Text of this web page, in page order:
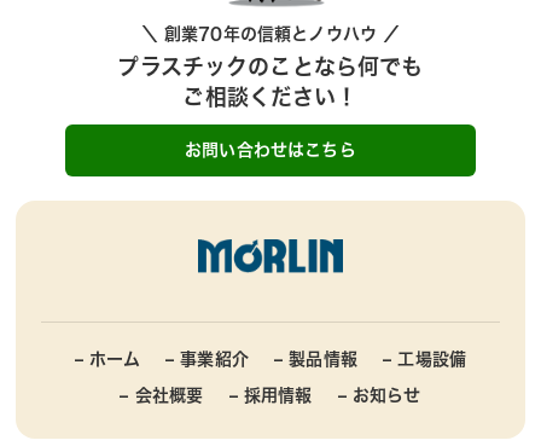
＼ 創業70年の信頼とノウハウ ／
プラスチックのことなら何でも
ご相談ください！
お問い合わせはこちら
– ホーム – 事業紹介 – 製品情報 – 工場設備
– 会社概要 – 採用情報 – お知らせ